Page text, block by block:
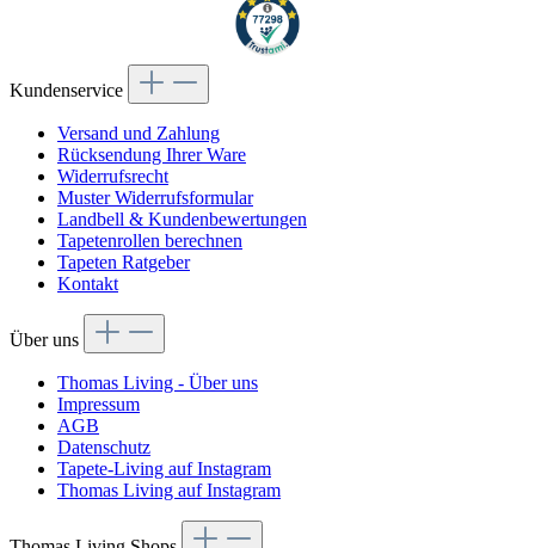
Kundenservice
Versand und Zahlung
Rücksendung Ihrer Ware
Widerrufsrecht
Muster Widerrufsformular
Landbell & Kundenbewertungen
Tapetenrollen berechnen
Tapeten Ratgeber
Kontakt
Über uns
Thomas Living - Über uns
Impressum
AGB
Datenschutz
Tapete-Living auf Instagram
Thomas Living auf Instagram